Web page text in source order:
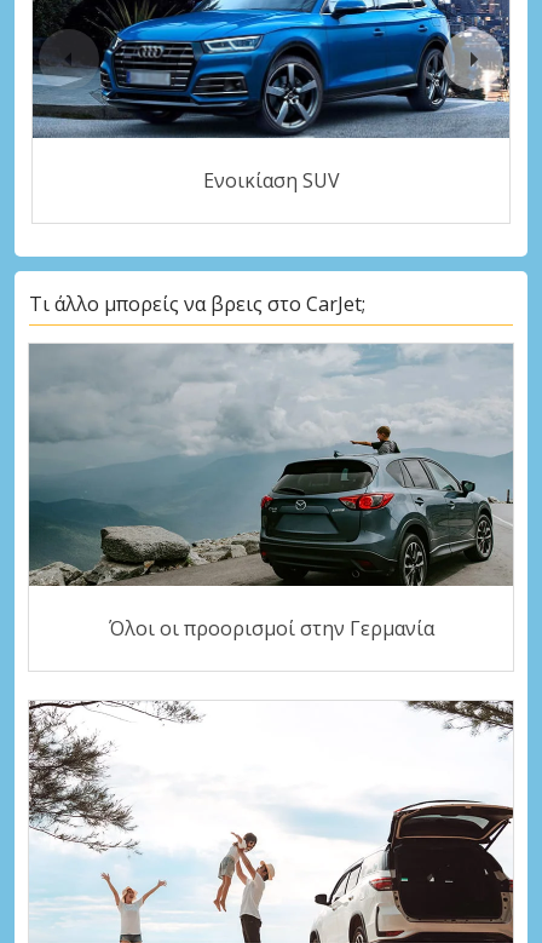
Ενοικίαση SUV
Τι άλλο μπορείς να βρεις στο CarJet;
Όλοι οι προορισμοί στην Γερμανία